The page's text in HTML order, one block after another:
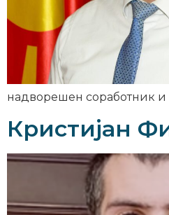
надворешен соработник и
Кристијан